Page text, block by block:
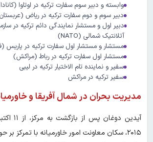
وابسته و دبیر سوم سفارت ترکیه در اوتاوا
دبیر سوم و دوم سفارت ترکیه در ریاض
دبیر اول و مستشار نمایندگی دائم ترکیه در
آتلانتیک شمالی (NATO)
مستشار و مستشار اول سفارت ترکیه در پاریس
مستشار اول سفارت ترکیه در رباط (مراکش)
سفیر و نماینده تام الاختیار ترکیه در لیبی
سفیر ترکیه در مراکش
مدیریت بحران در شمال آفریقا و
۲۰۱۵، سکان معاونت امور خاورمیانه با تمرکز بر